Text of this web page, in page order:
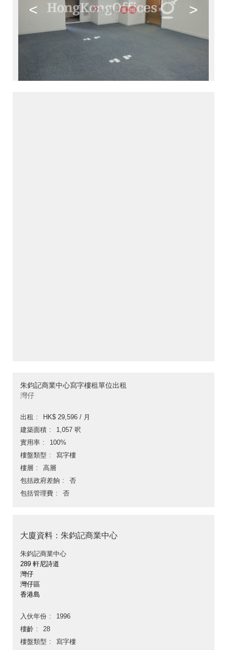
< >
朱鈞記商業中心寫字樓租單位出租
灣仔
出租
HK$ 29,596 / 月
建築面積
1,057 呎
實用率
100%
樓盤類型
寫字樓
樓層
高層
包括政府差餉
否
包括管理費
否
大廈資料：朱鈞記商業中心
朱鈞記商業中心
289 軒尼詩道
灣仔
灣仔區
香港島
入伙年份
1996
樓齡
28
樓盤類型
寫字樓